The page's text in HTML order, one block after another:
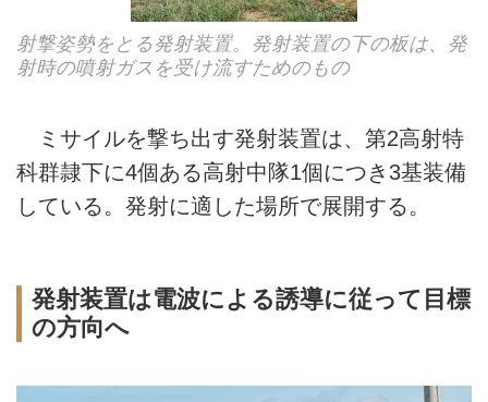
射撃姿勢をとる発射装置。発射装置の下の板は、発
射時の噴射ガスを受け流すためのもの
ミサイルを撃ち出す発射装置は、第2高射特
科群隷下に4個ある高射中隊1個につき3基装備
している。発射に適した場所で展開する。
発射装置は電波による誘導に従って目標
の方向へ